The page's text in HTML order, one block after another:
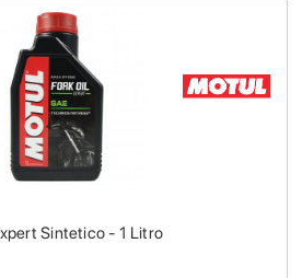
Sintetico - 1 Litro